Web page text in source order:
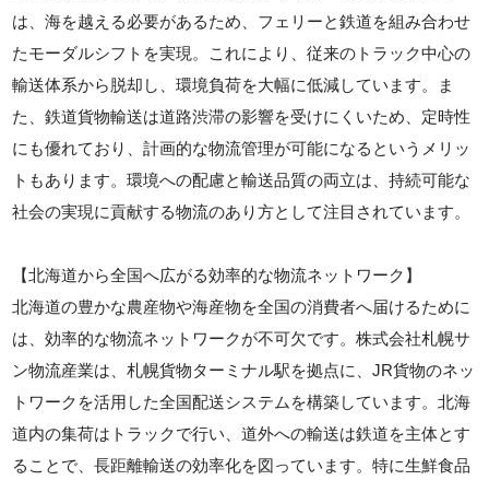
は、海を越える必要があるため、フェリーと鉄道を組み合わせ
たモーダルシフトを実現。これにより、従来のトラック中心の
輸送体系から脱却し、環境負荷を大幅に低減しています。ま
た、鉄道貨物輸送は道路渋滞の影響を受けにくいため、定時性
にも優れており、計画的な物流管理が可能になるというメリッ
トもあります。環境への配慮と輸送品質の両立は、持続可能な
社会の実現に貢献する物流のあり方として注目されています。
【北海道から全国へ広がる効率的な物流ネットワーク】
北海道の豊かな農産物や海産物を全国の消費者へ届けるために
は、効率的な物流ネットワークが不可欠です。株式会社札幌サ
ン物流産業は、札幌貨物ターミナル駅を拠点に、JR貨物のネッ
トワークを活用した全国配送システムを構築しています。北海
道内の集荷はトラックで行い、道外への輸送は鉄道を主体とす
ることで、長距離輸送の効率化を図っています。特に生鮮食品